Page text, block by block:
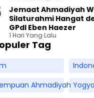
Jemaat Ahmadiyah
Silaturahmi Hangat
GPdI Eben Haezer
1 Hari Yang Lalu
Tag
Ahmadiyah